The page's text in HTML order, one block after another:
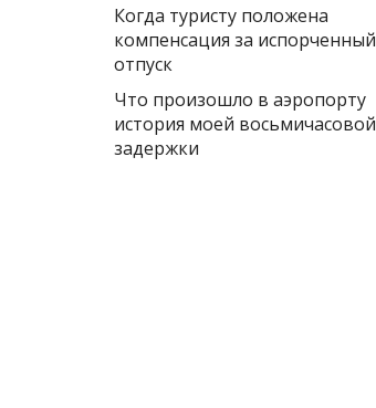
Когда туристу положена
компенсация за испорченный
отпуск
Что произошло в аэропорту
история моей восьмичасовой
задержки